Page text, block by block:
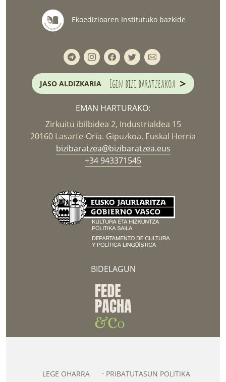
Ekoedizioaren Institutuko bazkide
JASO ALDIZKARIA Egin bizi baratzeakoa >
EMAN HARTURAKO:
Zirkuitu ibilbidea 2, Industrialdea 15
20160 Lasarte-Oria. Gipuzkoa. Euskal Herria
bizibaratzea@bizibaratzea.eus
+34 943371545
BIDELAGUN
LEGE OHARRA
PRIBATUTASUN POLITIKA